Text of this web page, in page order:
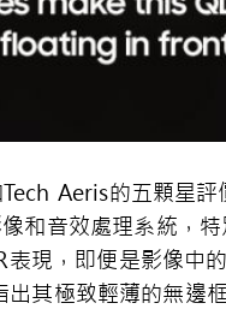
Tech Aeris的五顆星
和音效處理系統，特
表現，即便是影像中
其極致輕薄的無邊